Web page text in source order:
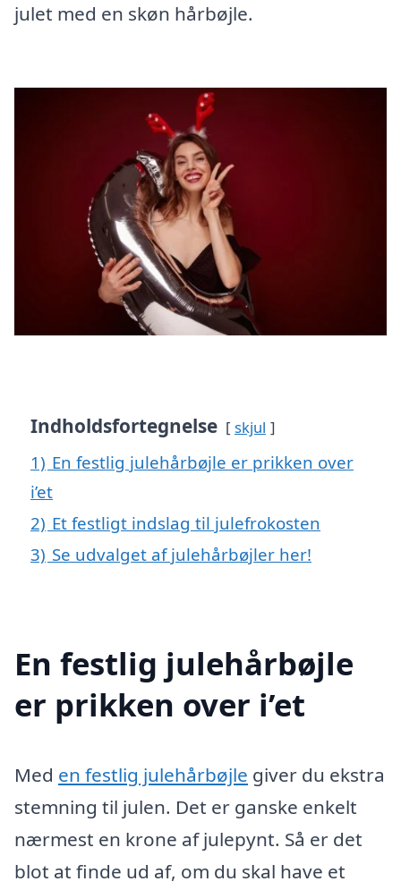
julet med en skøn hårbøjle.
Indholdsfortegnelse skjul
1) En festlig julehårbøjle er prikken over
i’et
2) Et festligt indslag til julefrokosten
3) Se udvalget af julehårbøjler her!
En festlig julehårbøjle
er prikken over i’et
Med en festlig julehårbøjle giver du ekstra
stemning til julen. Det er ganske enkelt
nærmest en krone af julepynt. Så er det
blot at finde ud af, om du skal have et